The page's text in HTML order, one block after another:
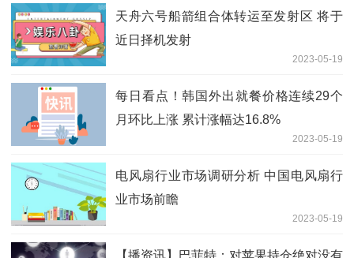
天舟六号船箭组合体转运至发射区 将于
近日择机发射
2023-05-19
每日看点！韩国外出就餐价格连续29个
月环比上涨 累计涨幅达16.8%
2023-05-19
电风扇行业市场调研分析 中国电风扇行
业市场前瞻
2023-05-19
【播资讯】巴菲特：对苹果持仓绝对没有